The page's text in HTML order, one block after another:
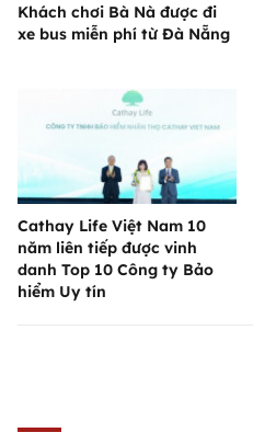
Khách chơi Bà Nà được đi
xe bus miễn phí từ Đà Nẵng
Cathay Life Việt Nam 10
năm liên tiếp được vinh
danh Top 10 Công ty Bảo
hiểm Uy tín